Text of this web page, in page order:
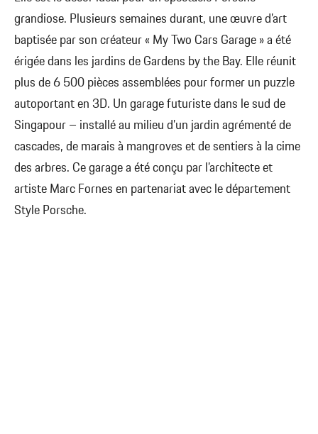
grandiose. Plusieurs semaines durant, une œuvre d’art
baptisée par son créateur « My Two Cars Garage » a été
érigée dans les jardins de Gardens by the Bay. Elle réunit
plus de 6 500 pièces assemblées pour former un puzzle
autoportant en 3D. Un garage futuriste dans le sud de
Singapour – installé au milieu d’un jardin agrémenté de
cascades, de marais à mangroves et de sentiers à la cime
des arbres. Ce garage a été conçu par l’architecte et
artiste Marc Fornes en partenariat avec le département
Style Porsche.